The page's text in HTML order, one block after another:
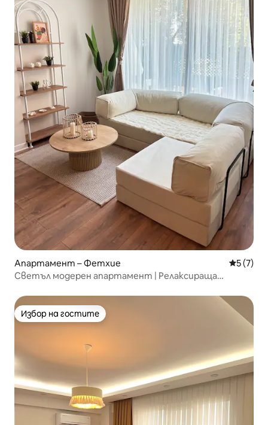
Апартамент – Фетхие Средна
5 (7)
Светъл модерен апартамент | Релаксираща
Избор на гостите
Избор на гостите